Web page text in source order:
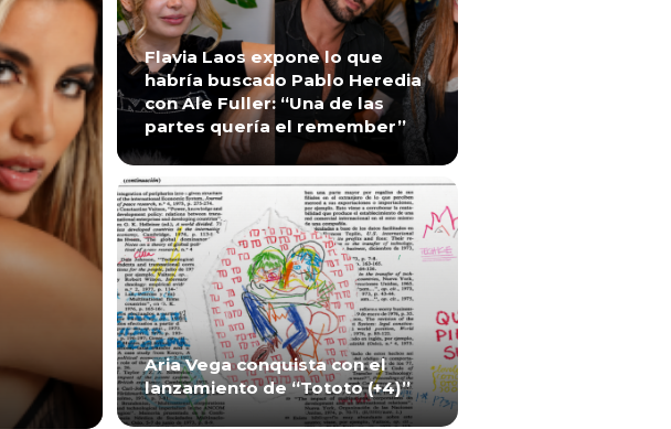
Flavia Laos expone lo que
habría buscado Pablo Heredia
con Ale Fuller: “Una de las
partes quería el remember”
Aria Vega conquista con el
lanzamiento de “Tototo (+4)”